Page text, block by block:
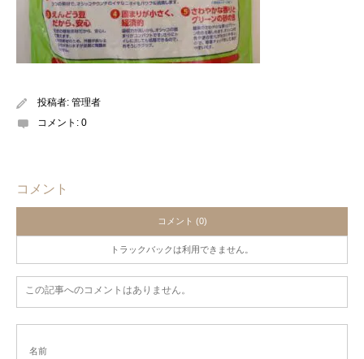
投稿者: 管理者
コメント: 0
コメント
コメント (0)
トラックバックは利用できません。
この記事へのコメントはありません。
名前